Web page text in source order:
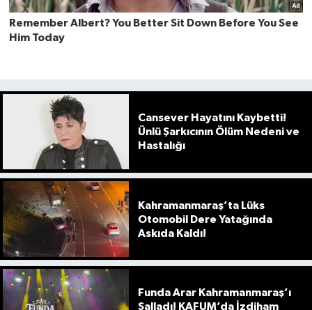
Cansever Hayatını Kaybetti!
Ünlü Şarkıcının Ölüm Nedeni ve
Hastalığı
Kahramanmaraş’ta Lüks
Otomobil Dere Yatağında
Askıda Kaldı!
Funda Arar Kahramanmaraş’ı
Salladı! KAFUM’da İzdiham